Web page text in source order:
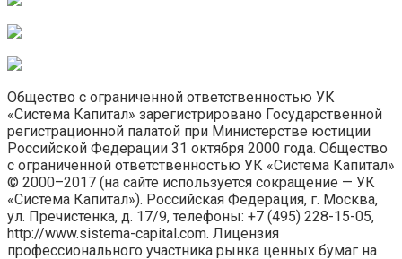
Общество с ограниченной ответственностью УК
«Система Капитал» зарегистрировано Государственной
регистрационной палатой при Министерстве юстиции
Российской Федерации 31 октября 2000 года. Общество
с ограниченной ответственностью УК «Система Капитал»
© 2000–2017 (на сайте используется сокращение — УК
«Система Капитал»). Российская Федерация, г. Москва,
ул. Пречистенка, д. 17/9, телефоны: +7 (495) 228-15-05,
http://www.sistema-capital.com. Лицензия
профессионального участника рынка ценных бумаг на